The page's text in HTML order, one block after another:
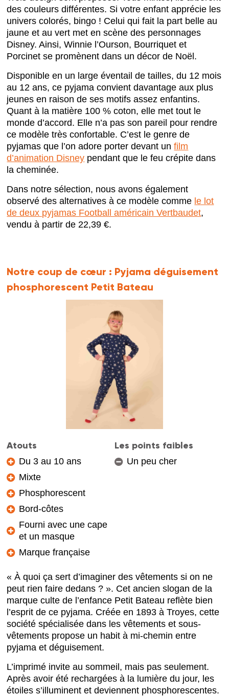
des couleurs différentes. Si votre enfant apprécie les
univers colorés, bingo ! Celui qui fait la part belle au
jaune et au vert met en scène des personnages
Disney. Ainsi, Winnie l’Ourson, Bourriquet et
Porcinet se promènent dans un décor de Noël.
Disponible en un large éventail de tailles, du 12 mois
au 12 ans, ce pyjama convient davantage aux plus
jeunes en raison de ses motifs assez enfantins.
Quant à la matière 100 % coton, elle met tout le
monde d’accord. Elle n’a pas son pareil pour rendre
ce modèle très confortable. C’est le genre de
pyjamas que l’on adore porter devant unfilm
d’animation Disney pendant que le feu crépite dans
la cheminée.
Dans notre sélection, nous avons également
observé des alternatives à ce modèle comme le lot
de deux pyjamas Football américain Vertbaudet,
vendu à partir de 22,39 €.
Notre coup de cœur : Pyjama déguisement
phosphorescent Petit Bateau
Atouts
Du 3 au 10 ans
Mixte
Phosphorescent
Bord-côtes
Fourni avec une cape
et un masque
Marque française
Les points faibles
Un peu cher
« À quoi ça sert d’imaginer des vêtements si on ne
peut rien faire dedans ? ». Cet ancien slogan de la
marque culte de l’enfance Petit Bateau reflète bien
l’esprit de ce pyjama. Créée en 1893 à Troyes, cette
société spécialisée dans les vêtements et sous-
vêtements propose un habit à mi-chemin entre
pyjama et déguisement.
L’imprimé invite au sommeil, mais pas seulement.
Après avoir été rechargées à la lumière du jour, les
étoiles s’illuminent et deviennent phosphorescentes.